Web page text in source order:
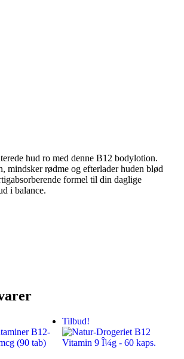
hud ro med denne B12 bodylotion.
mindsker rødme og efterlader huden blød
formel til din daglige
i balance.
Tilbud!